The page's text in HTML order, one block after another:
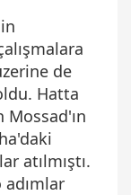
de
Hatta
atılmıştı.